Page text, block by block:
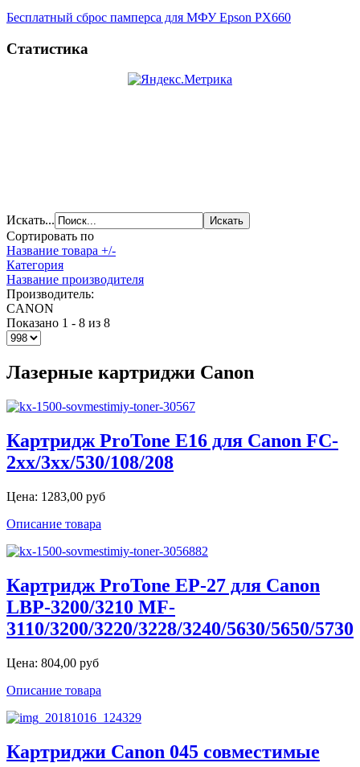
Бесплатный сброс памперса для МФУ Epson PX660
Статистика
Искать...
Сортировать по
Название товара +/-
Категория
Название производителя
Производитель:
CANON
Показано 1 - 8 из 8
Лазерные картриджи Canon
Картридж ProTone E16 для Canon FC-
2xx/3xx/530/108/208
Цена: 1283,00 руб
Описание товара
Картридж ProTone EP-27 для Canon
LBP-3200/3210 MF-
3110/3200/3220/3228/3240/5630/5650/5730
Цена: 804,00 руб
Описание товара
Картриджи Сanon 045 совместимые